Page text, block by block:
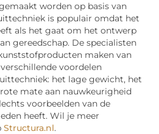
worden op basis van
is populair omdat het
als het gaat om het ontwerp
gereedschap. De specialisten
maken van
voordelen
het lage gewicht, het
mate aan nauwkeurigheid
voorbeelden van de
heeft. Wil je meer
Structura.nl.